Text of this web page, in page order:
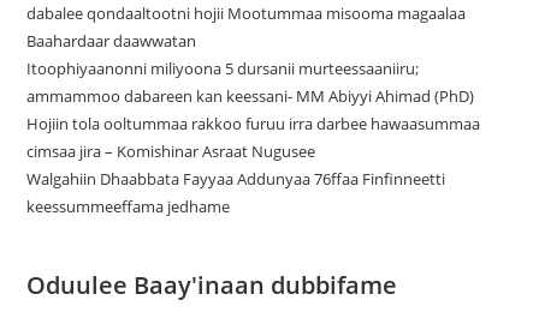
dabalee qondaaltootni hojii Mootummaa misooma magaalaa
Baahardaar daawwatan
Itoophiyaanonni miliyoona 5 dursanii murteessaaniiru;
ammammoo dabareen kan keessani- MM Abiyyi Ahimad (PhD)
Hojiin tola ooltummaa rakkoo furuu irra darbee hawaasummaa
cimsaa jira – Komishinar Asraat Nugusee
Walgahiin Dhaabbata Fayyaa Addunyaa 76ffaa Finfinneetti
keessummeeffama jedhame
Oduulee Baay'inaan dubbifame